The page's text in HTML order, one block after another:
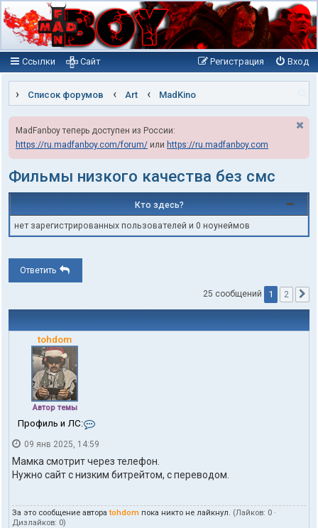
Ссылки Вход
Регистрация
Сайт
Список форумов Art MadKino
MadFanboy теперь доступен из России:
https://ru.madfanboy.com/forum/ или https://ru.madfanboy.com
Фильмы низкого качества без смс
Кто здесь?
нет зарегистрированных пользователей и 0 ноунеймов
Ответить
25 сообщений 1 2
tohdom
Автор темы
Профиль и ЛС:
н
т
а
к
п
09 янв 2025, 14:59
Мамка смотрит через телефон.
Нужно сайт с низким битрейтом, с переводом.
За это сообщение автораtohdom пока никто не лайкнул. (Лайков: 0 ·
Дизлайков: 0)